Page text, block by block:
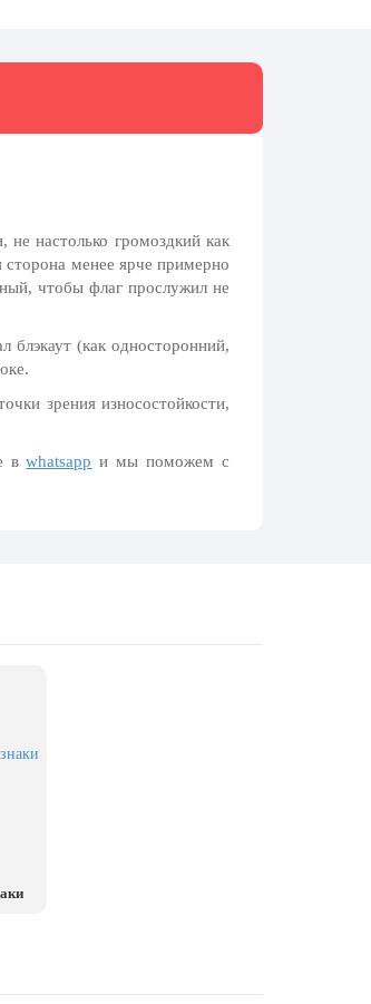
настолько громоздкий как
менее ярче примерно
чтобы флаг прослужил не
блэкаут (как односторонний,
зрения износостойкости,
вwhatsapp и мы поможем с